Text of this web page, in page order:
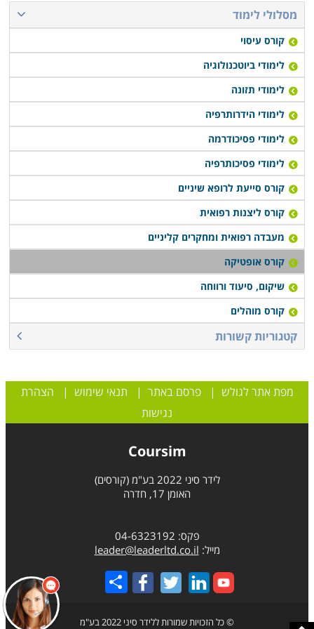
מסלולי לימוד
קורס עיסוי
לימודי ביוטכנולוגיה
לימודי תזונה
לימודי הידרותרפיה
לימודי פסיכודרמה
לימודי פסיכותרפיה
קורס סייעת לרופא שיניים
קורס ליצנות רפואית
מעבדה רפואית ומחקרים קליניים
קורס אופטיקה
שיקום, סיעוד ורווחה
קורס מוהלים
קטגוריות קשורות
מפת אתר לגולש |פרסם באתר | תנאי שימוש | הצהרת
נגישות
Coursim
לידר סיני 2022 בע"מ (קורסים)
האומן 17, חדרה
פקס: 04-6323192
מייל: leader@leaderltd.co.il
Share
© כל הזכויות שמורות ללידר סיני 2022 בע"מ